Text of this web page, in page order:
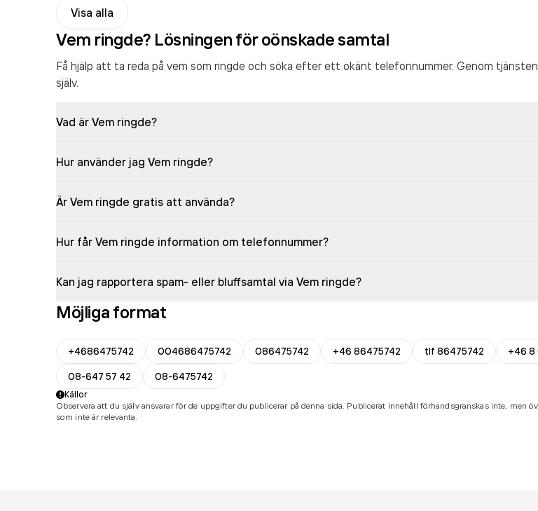
Visa alla
Vem ringde? Lösningen för oönskade samtal
Få hjälp att ta reda på vem som ringde och söka efter ett okänt telefonnummer. Genom
själv.
Vad är Vem ringde?
Hur använder jag Vem ringde?
Är Vem ringde gratis att använda?
Hur får Vem ringde information om telefonnummer?
Kan jag rapportera spam- eller bluffsamtal via Vem ringde?
Möjliga format
+4686475742 004686475742 086475742 +46 86475742 tlf 86475742 +46 8
08-647 57 42
08-6475742
Källor
Observera att du själv ansvarar för de uppgifter du publicerar på denna sida. Publicerat innehåll förhandsgranskas inte,
som inte är relevanta.